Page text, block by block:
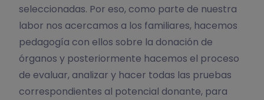
seleccionadas. Por eso, como parte de nuestra
labor nos acercamos a los familiares, hacemos
pedagogía con ellos sobre la donación de
órganos y posteriormente hacemos el proceso
de evaluar, analizar y hacer todas las pruebas
correspondientes al potencial donante, para